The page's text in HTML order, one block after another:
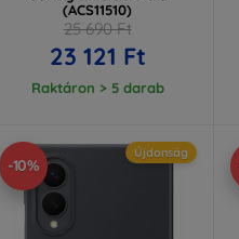
(ACS11510)
25 690 Ft
23 121 Ft
Raktáron > 5 darab
-10%
Újdonság